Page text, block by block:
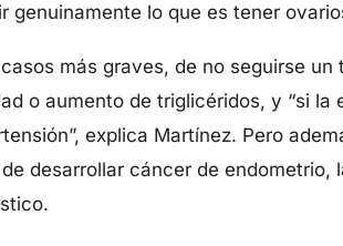
genuinamente lo que es tener
más graves, de no seguirse
o aumento de triglicéridos, y “si
explica Martínez. Pero
desarrollar cáncer de